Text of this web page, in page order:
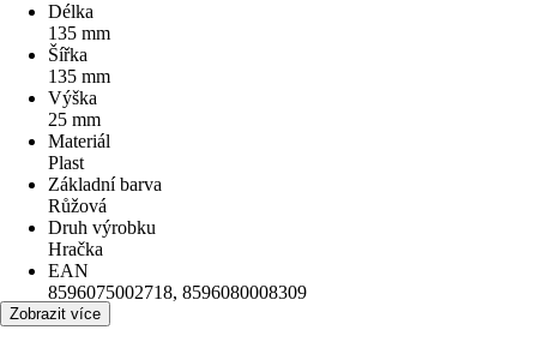
Délka
135 mm
Šířka
135 mm
Výška
25 mm
Materiál
Plast
Základní barva
Růžová
Druh výrobku
Hračka
EAN
8596075002718, 8596080008309
Zobrazit více